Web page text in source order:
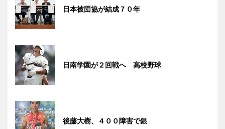
日本被団協が結成７０年
日南学園が２回戦へ 高校野球
後藤大樹、４００障害で銀